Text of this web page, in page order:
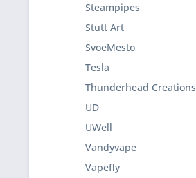
Steampipes
Stutt Art
SvoeMesto
Tesla
Thunderhead Creations
UD
UWell
Vandyvape
Vapefly